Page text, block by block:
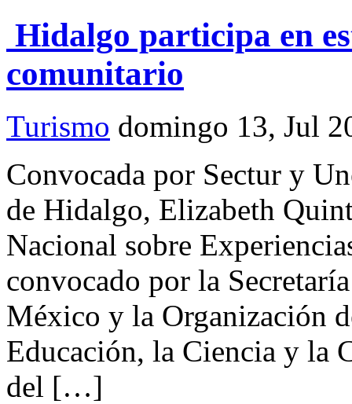
Hidalgo participa en
comunitario
Turismo domingo 13, Jul
Convocada por Sectur y
de Hidalgo, Elizabeth
Nacional sobre
convocado por la
México y la Organización
Educación, la Ciencia y la
del […]